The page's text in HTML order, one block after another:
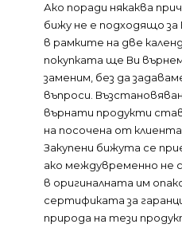
Ако поради някаква
бижу не е подходящо за
в рамките на две
покупката ще Ви
заменим, без да
въпроси.
върнати продукти
на посочена от
Закупени бижута се
ако междувременно не
в оригиналната им
сертификата за
природа на тези